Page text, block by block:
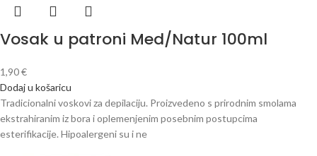
Vosak u patroni Med/Natur 100ml
1,90€
Dodaj u košaricu
Tradicionalni voskovi za depilaciju. Proizvedeno s prirodnim smolama
ekstrahiranim iz bora i oplemenjenim posebnim postupcima
esterifikacije. Hipoalergeni su i ne